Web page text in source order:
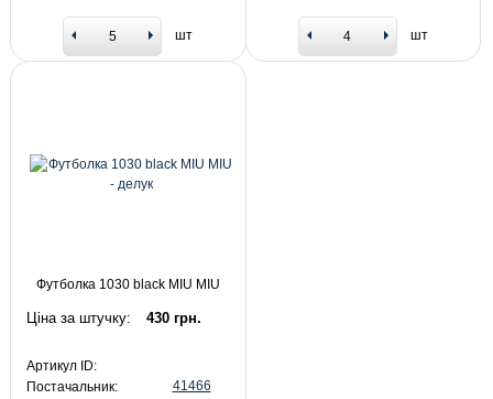
шт шт
Футболка 1030 black MIU MIU
Ціна за штучку: 430 грн.
Артикул ID:
Постачальник:
41466